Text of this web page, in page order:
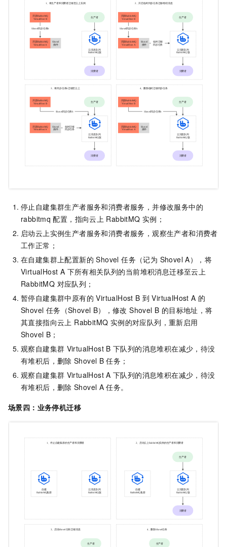
停止自建集群生产者服务和消费者服务，并修改服务中的
rabbitmq 配置，指向云上 RabbitMQ 实例；
启动云上实例生产者服务和消费者服务，观察生产者和消费者
工作正常；
在自建集群上配置新的 Shovel 任务（记为 Shovel A），将
VirtualHost A 下所有相关队列的当前堆积消息迁移至云上
RabbitMQ 对应队列；
暂停自建集群中原有的 VirtualHost B 到 VirtualHost A 的
Shovel 任务（Shovel B），修改 Shovel B 的目标地址，将
其直接指向云上 RabbitMQ 实例的对应队列，重新启用
Shovel B；
观察自建集群 VirtualHost B 下队列的消息堆积在减少，待没
有堆积后，删除 Shovel B 任务；
观察自建集群 VirtualHost A 下队列的消息堆积在减少，待没
有堆积后，删除 Shovel A 任务。
场景四： 业务停机迁移